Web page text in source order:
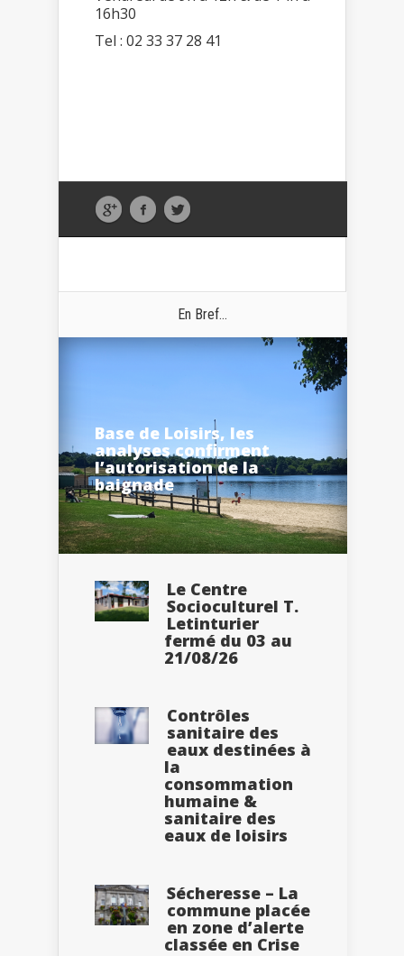
16h30
Tel : 02 33 37 28 41
En Bref...
Base de Loisirs, les
analyses confirment
l’autorisation de la
baignade
Le Centre
Socioculturel T.
Letinturier
fermé du 03 au
21/08/26
Contrôles
sanitaire des
eaux destinées à
la
consommation
humaine &
sanitaire des
eaux de loisirs
Sécheresse – La
commune placée
en zone d’alerte
classée en Crise